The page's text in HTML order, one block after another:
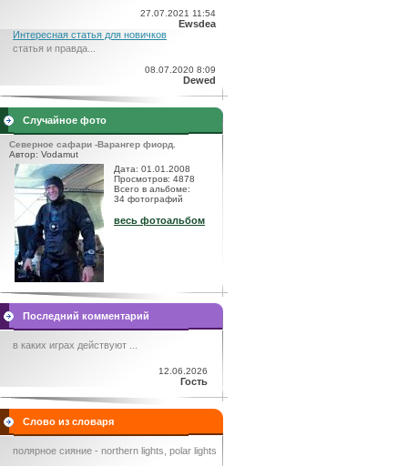
27.07.2021 11:54
Ewsdea
Интересная статья для новичков
статья и правда...
08.07.2020 8:09
Dewed
Случайное фото
Северное сафари -Варангер фиорд.
Автор: Vodamut
Дата: 01.01.2008
Просмотров: 4878
Всего в альбоме:
34 фотографий
весь фотоальбом
Последний комментарий
в каких играх действуют ...
12.06.2026
Гость
Слово из словаря
полярное сияние - northern lights, polar lights